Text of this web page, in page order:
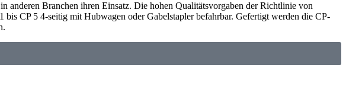
anderen Branchen ihren Einsatz. Die hohen Qualitätsvorgaben der Richtlinie von
CP 5 4-seitig mit Hubwagen oder Gabelstapler befahrbar. Gefertigt werden die CP-